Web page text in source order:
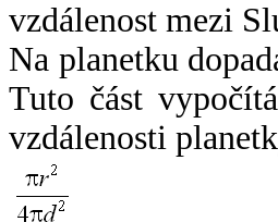
vzdálenost mezi
Na planetku
Tuto část
vzdálenosti